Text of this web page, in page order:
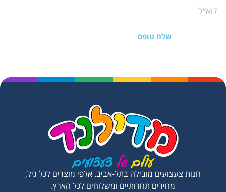
שלח טופס
חנות צעצועים מובילה בתל-אביב. אלפי מוצרים לכל גיל,
מחירים תחרותיים ומשלוחים לכל הארץ.